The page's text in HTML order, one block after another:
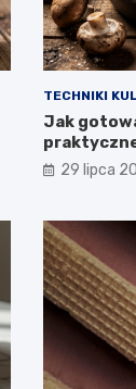
TECHNIKI
Jak
29 lipca